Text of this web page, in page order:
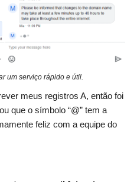
um serviço rápido e útil.
meus registros A, então foi
que o símbolo “@” tem a
feliz com a equipe do